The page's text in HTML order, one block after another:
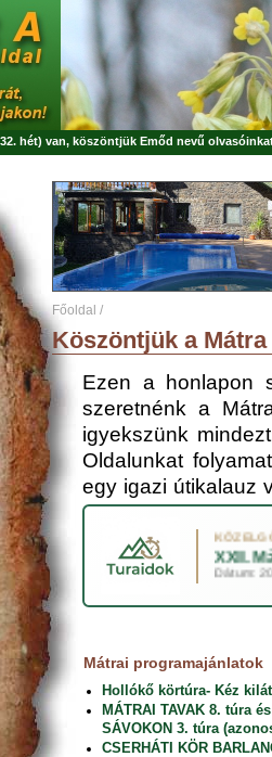
hét) van, köszöntjük Emőd nevű
Főoldal /
Köszöntjük a
Ezen a honlapon
szeretnénk a
igyekszünk
Oldalunkat
egy igazi útikalauz
Mátrai programajánlatok
Hollókő körtúra- Kéz
MÁTRAI TAVAK 8. túra
SÁVOKON 3. túra
CSERHÁTI KÖR